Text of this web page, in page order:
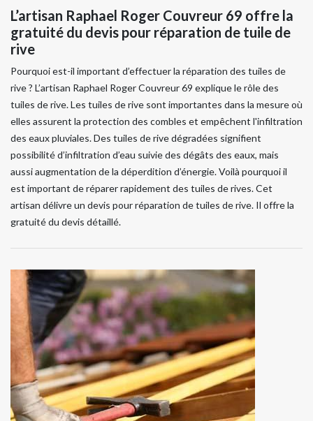
L’artisan Raphael Roger Couvreur 69 offre la
gratuité du devis pour réparation de tuile de
rive
Pourquoi est-il important d’effectuer la réparation des tuiles de
rive ? L’artisan Raphael Roger Couvreur 69 explique le rôle des
tuiles de rive. Les tuiles de rive sont importantes dans la mesure où
elles assurent la protection des combles et empêchent l'infiltration
des eaux pluviales. Des tuiles de rive dégradées signifient
possibilité d’infiltration d’eau suivie des dégâts des eaux, mais
aussi augmentation de la déperdition d’énergie. Voilà pourquoi il
est important de réparer rapidement des tuiles de rives. Cet
artisan délivre un devis pour réparation de tuiles de rive. Il offre la
gratuité du devis détaillé.